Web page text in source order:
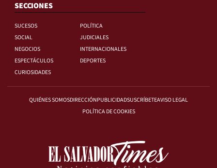
SECCIONES
SUCESOS
POLÍTICA
SOCIAL
JUDICIALES
NEGOCIOS
INTERNACIONALES
ESPECTÁCULOS
DEPORTES
CURIOSIDADES
QUIÉNES SOMOSDIRECCIÓNPUBLICIDADSUSCRÍBETEAVISO LEGAL
POLÍTICA DE COOKIES